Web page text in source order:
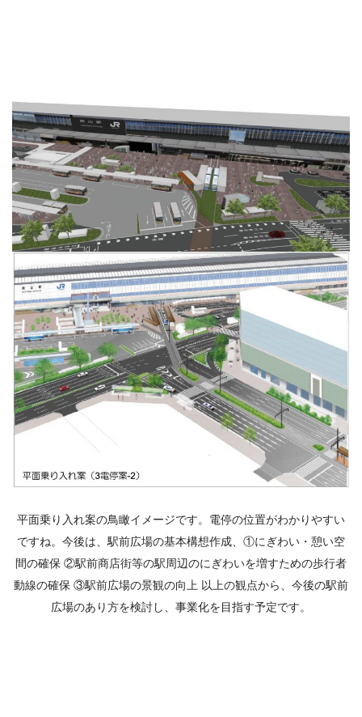
平面乗り入れ案の鳥瞰イメージです。電停の位置がわかりやすい
ですね。 今後は、駅前広場の基本構想作成、①にぎわい・憩い空
間の確保 ②駅前商店街等の駅周辺のにぎわいを増すための歩行者
動線の確保 ③駅前広場の景観の向上 以上の観点から、今後の駅前
広場のあり方を検討し、事業化を目指す予定です。